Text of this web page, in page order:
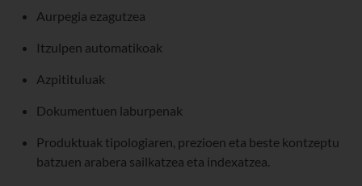
Aurpegia ezagutzea
Itzulpen automatikoak
Azpitituluak
Dokumentuen laburpenak
Produktuak tipologiaren, prezioen eta beste kontzeptu
batzuen arabera sailkatzea eta indexatzea.